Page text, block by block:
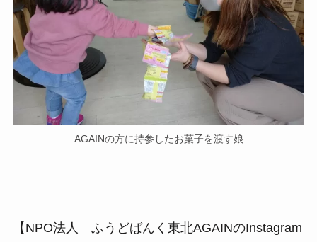
AGAINの方に持参したお菓子を渡す娘
【NPO法人 ふうどばんく東北AGAINのInstagram